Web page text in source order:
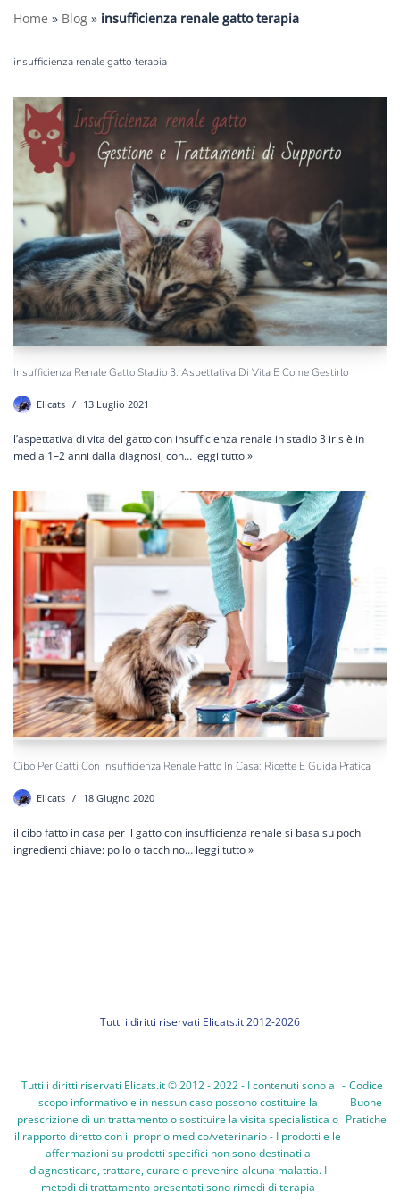
Home » Blog » insufficienza renale gatto terapia
insufficienza renale gatto terapia
Insufficienza Renale Gatto Stadio 3: Aspettativa Di Vita E Come Gestirlo
Elicats 13 Luglio 2021
l’aspettativa di vita del gatto con insufficienza renale in stadio 3 iris è in
media 1–2 anni dalla diagnosi, con… leggi tutto »
Cibo Per Gatti Con Insufficienza Renale Fatto In Casa: Ricette E Guida Pratica
Elicats 18 Giugno 2020
il cibo fatto in casa per il gatto con insufficienza renale si basa su pochi
ingredienti chiave: pollo o tacchino… leggi tutto »
Tutti i diritti riservati Elicats.it 2012-2026
Tutti i diritti riservati Elicats.it © 2012 - 2022 - I contenuti sono a
scopo informativo e in nessun caso possono costituire la
prescrizione di un trattamento o sostituire la visita specialistica o
il rapporto diretto con il proprio medico/veterinario - I prodotti e le
affermazioni su prodotti specifici non sono destinati a
diagnosticare, trattare, curare o prevenire alcuna malattia. I
metodi di trattamento presentati sono rimedi di terapia
- Codice
Buone
Pratiche